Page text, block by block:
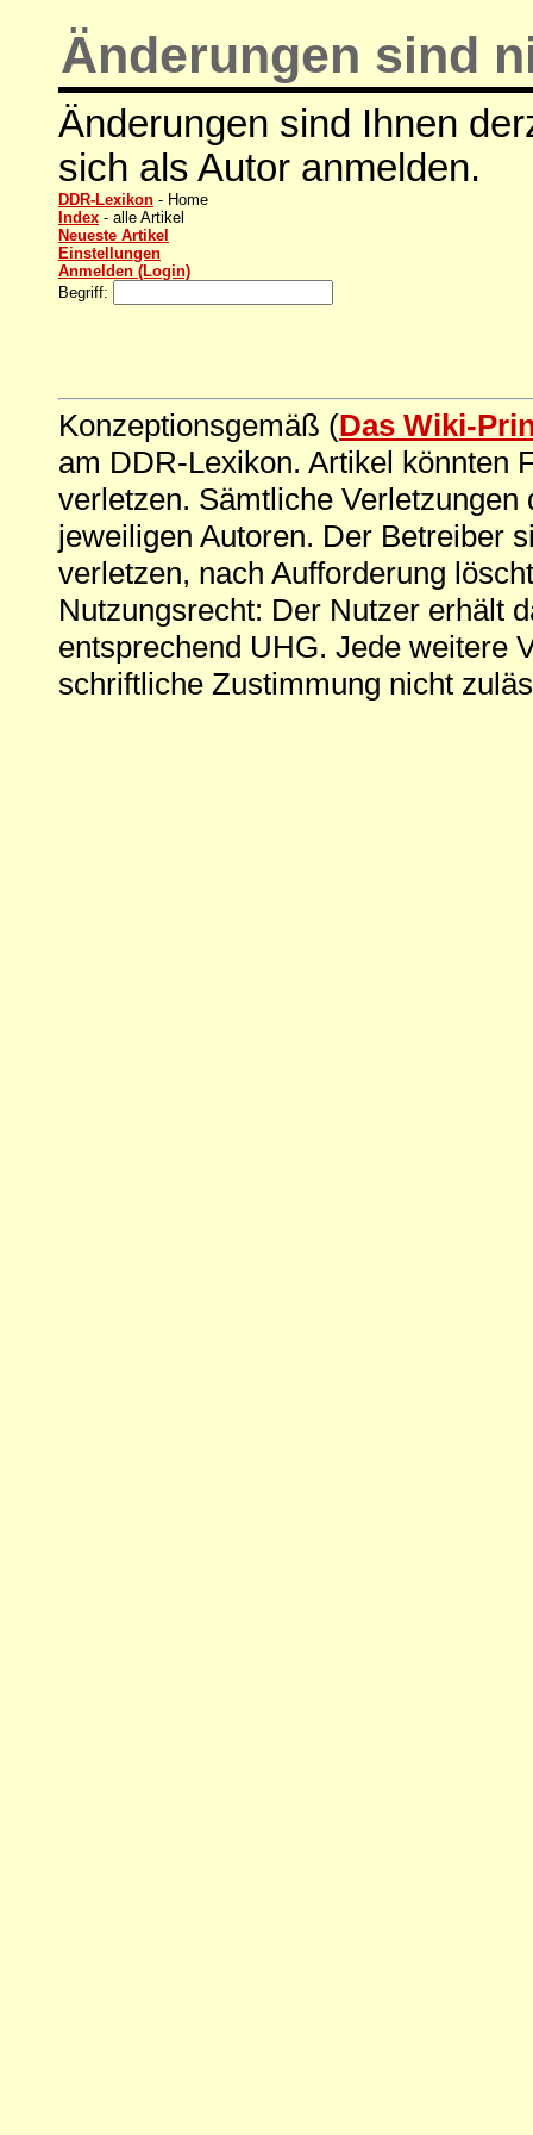
Änderungen sind
Änderungen sind Ihnen
sich als Autor anmelden.
DDR-Lexikon - Home
Index - alle Artikel
Neueste Artikel
Einstellungen
Anmelden (Login)
Begriff:
Konzeptionsgemäß (Das Wiki-
am DDR-Lexikon. Artikel könnten
verletzen. Sämtliche
jeweiligen Autoren. Der Betreiber
verletzen, nach Aufforderung
Nutzungsrecht: Der Nutzer erhält
entsprechend UHG. Jede weitere
schriftliche Zustimmung nicht